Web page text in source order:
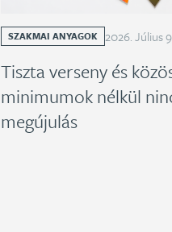
SZAKMAI ANYAGOK 2026.Július9
Tiszta verseny és
minimumok nélkül
megújulás